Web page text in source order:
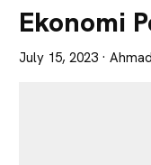
Tajam
Ekonomi
July 15, 2023 ·